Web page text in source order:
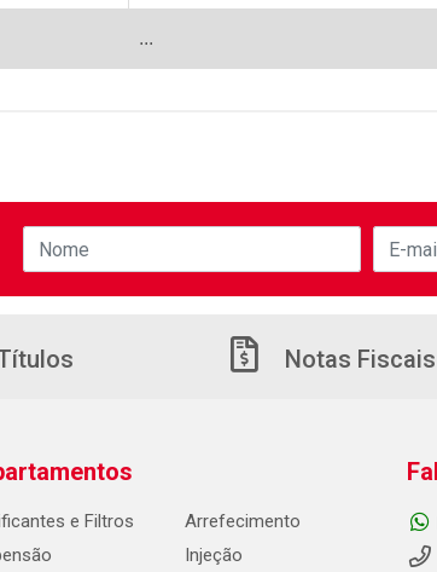
...
Notas Fiscais
e Filtros
Arrefecimento
Injeção